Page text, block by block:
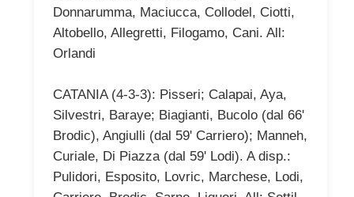
Donnarumma, Maciucca, Collodel, Ciotti,
Altobello, Allegretti, Filogamo, Cani. All:
Orlandi
CATANIA (4-3-3): Pisseri; Calapai, Aya,
Silvestri, Baraye; Biagianti, Bucolo (dal 66'
Brodic), Angiulli (dal 59' Carriero); Manneh,
Curiale, Di Piazza (dal 59' Lodi). A disp.:
Pulidori, Esposito, Lovric, Marchese, Lodi,